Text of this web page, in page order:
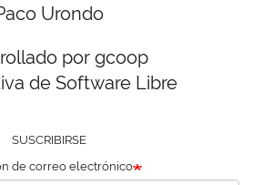
Urondo
por gcoop
de Software Libre
SUSCRIBIRSE
de correo electrónico